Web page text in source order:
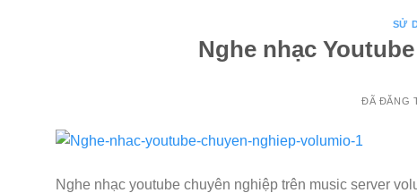
SỬ
Nghe nhạc
ĐÃ ĐĂNG
Nghe nhạc youtube chuyên nghiệp trên music server